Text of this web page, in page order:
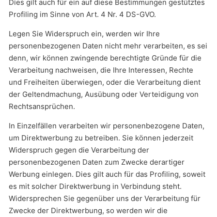
Dies gilt auch für ein auf diese Bestimmungen gestütztes
Profiling im Sinne von Art. 4 Nr. 4 DS-GVO.
Legen Sie Widerspruch ein, werden wir Ihre
personenbezogenen Daten nicht mehr verarbeiten, es sei
denn, wir können zwingende berechtigte Gründe für die
Verarbeitung nachweisen, die Ihre Interessen, Rechte
und Freiheiten überwiegen, oder die Verarbeitung dient
der Geltendmachung, Ausübung oder Verteidigung von
Rechtsansprüchen.
In Einzelfällen verarbeiten wir personenbezogene Daten,
um Direktwerbung zu betreiben. Sie können jederzeit
Widerspruch gegen die Verarbeitung der
personenbezogenen Daten zum Zwecke derartiger
Werbung einlegen. Dies gilt auch für das Profiling, soweit
es mit solcher Direktwerbung in Verbindung steht.
Widersprechen Sie gegenüber uns der Verarbeitung für
Zwecke der Direktwerbung, so werden wir die